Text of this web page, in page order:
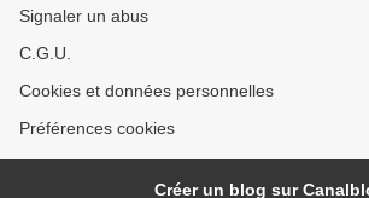
Signaler un abus
C.G.U.
Cookies et données personnelles
Préférences cookies
Créer un blog sur